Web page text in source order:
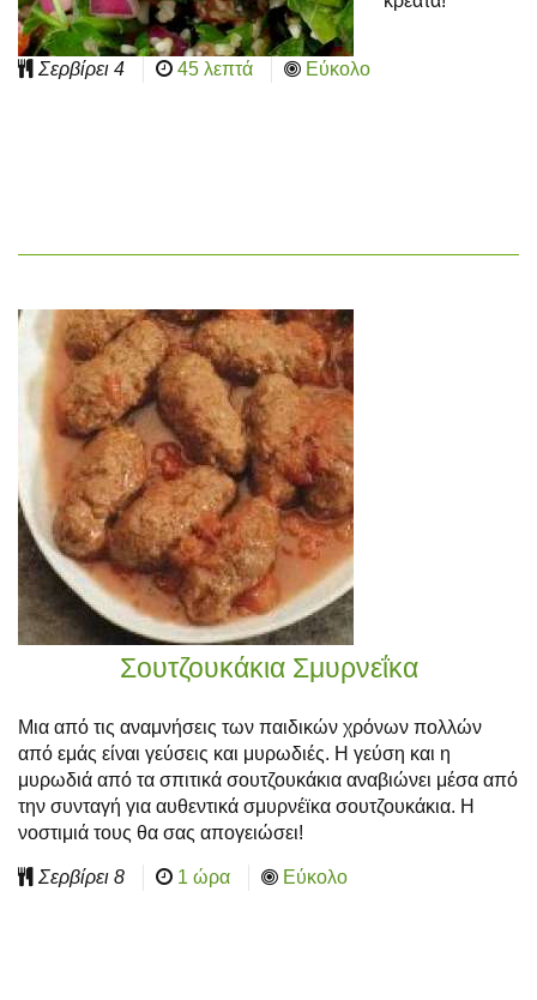
Σερβίρει 4 45 λεπτά Εύκολο
Σουτζουκάκια Σμυρνεΐκα
Μια από τις αναμνήσεις των παιδικών χρόνων πολλών
από εμάς είναι γεύσεις και μυρωδιές. Η γεύση και η
μυρωδιά από τα σπιτικά σουτζουκάκια αναβιώνει μέσα από
την συνταγή για αυθεντικά σμυρνέϊκα σουτζουκάκια. Η
νοστιμιά τους θα σας απογειώσει!
Σερβίρει 8 1 ώρα Εύκολο